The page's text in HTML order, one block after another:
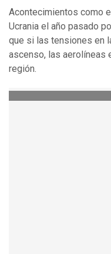
Acontecimientos como
Ucrania el año pasado
que si las tensiones en
ascenso, las aerolíneas
región.